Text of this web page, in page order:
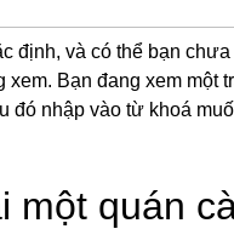
định, và có thể bạn
Bạn đang xem một
đó nhập vào từ khoá
một quán